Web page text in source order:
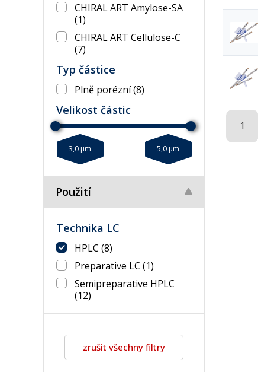
CHIRAL ART Amylose-SA
(1)
CHIRAL ART Cellulose-C
(7)
Typ částice
Plně porézní(8)
Velikost částic
3,0 µm 5,0 µm
Použití
Technika LC
HPLC (8)
Preparative LC (1)
Semipreparative HPLC
(12)
zrušit všechny filtry
1